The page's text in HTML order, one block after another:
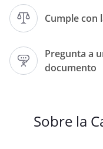
Cumple con
Pregunta a
documento
al existente
Sobre la